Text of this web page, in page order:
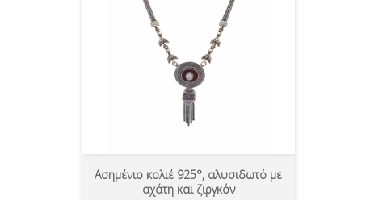
Ασημένιο κολιέ 925°, αλυσιδωτό με
αχάτη και ζιργκόν